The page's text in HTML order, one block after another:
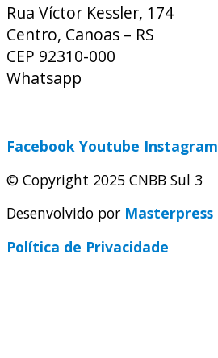
Rua Víctor Kessler, 174
Centro, Canoas – RS
CEP 92310-000
Whatsapp
Facebook Youtube Instagram
© Copyright 2025 CNBB Sul 3
Desenvolvido por Masterpress
Política de Privacidade